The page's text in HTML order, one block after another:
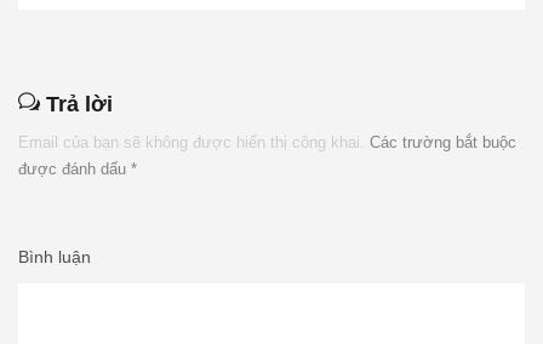
Trả lời
Email của bạn sẽ không được hiển thị công khai. Các trường bắt buộc
được đánh dấu *
Bình luận